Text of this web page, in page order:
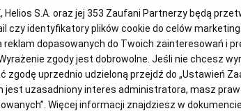
S.A. oraz jej 353 Zaufani Partnerzy będą
czy identyfikatory plików cookie do celów
dopasowanych do Twoich zainteresowań i
zgody jest dobrowolne. Jeśli nie chcesz
uprzednio udzieloną przejdź do „Ustawień
uzasadniony interes administratora, masz
Więcej informacji znajdziesz w dokumencie